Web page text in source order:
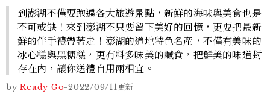
到澎湖不僅要跑遍各大旅遊景點，新鮮的海味與美食也是
不可或缺！來到澎湖不只要留下美好的回憶，更要把最新
鮮的伴手禮帶著走！澎湖的道地特色名產，不僅有美味的
冰心糕與黑糖糕，更有料多味美的鹹食，把鮮美的味道封
存在內，讓你送禮自用兩相宜。
by Ready Go-2022/09/11更新